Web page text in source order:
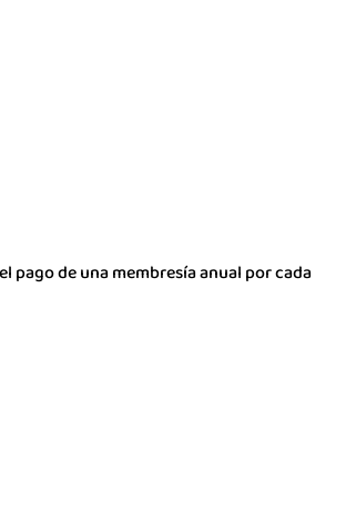
pago de una membresía anual por cada